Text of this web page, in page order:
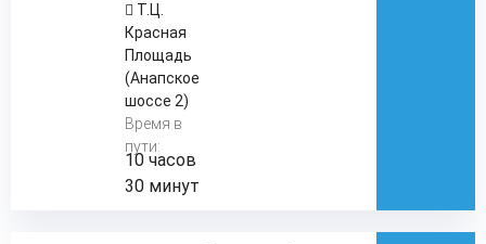
Т.Ц.
Красная
Площадь
(Анапское
шоссе 2)
Время в
пути:
10 часов
30 минут